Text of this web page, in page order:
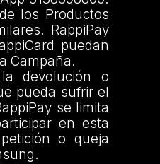
los Productos
RappiPay
puedan
Campaña.
devolución o
pueda sufrir el
se limita
en esta
o queja